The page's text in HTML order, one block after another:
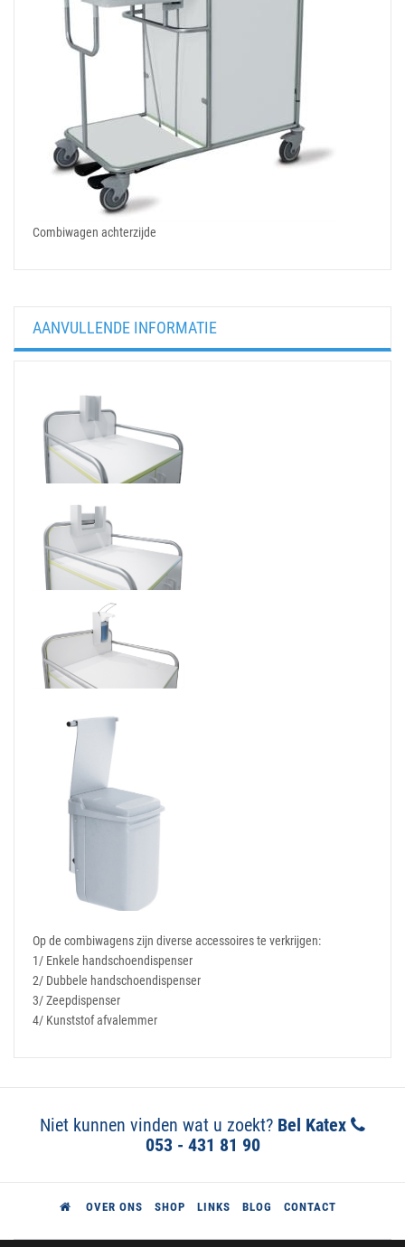
Combiwagen achterzijde
AANVULLENDE INFORMATIE
Op de combiwagens zijn diverse accessoires te verkrijgen:
1/ Enkele handschoendispenser
2/ Dubbele handschoendispenser
3/ Zeepdispenser
4/ Kunststof afvalemmer
Niet kunnen vinden wat u zoekt? Bel Katex
053 - 431 81 90
OVER ONS SHOP LINKS BLOG CONTACT